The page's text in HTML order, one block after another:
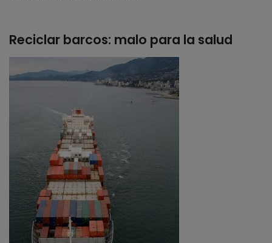
Reciclar barcos: malo para la salud